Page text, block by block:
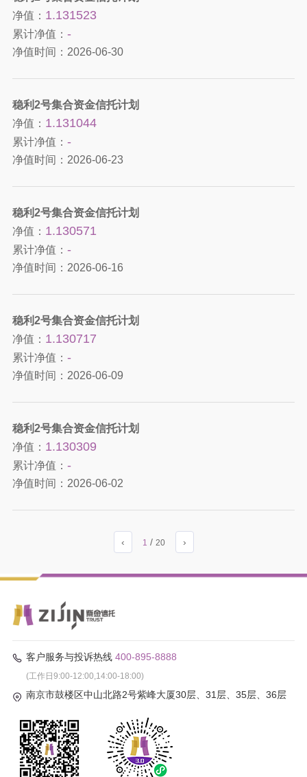
净值： 1.131523
累计净值： -
净值时间： 2026-06-30
稳利2号集合资金信托计划
净值： 1.131044
累计净值： -
净值时间： 2026-06-23
稳利2号集合资金信托计划
净值： 1.130571
累计净值： -
净值时间： 2026-06-16
稳利2号集合资金信托计划
净值： 1.130717
累计净值： -
净值时间： 2026-06-09
稳利2号集合资金信托计划
净值： 1.130309
累计净值： -
净值时间： 2026-06-02
‹ 1 / 20 ›
客户服务与投诉热线 400-895-8888
(工作日9:00-12:00,14:00-18:00)
南京市鼓楼区中山北路2号紫峰大厦30层、31层、35层、36层